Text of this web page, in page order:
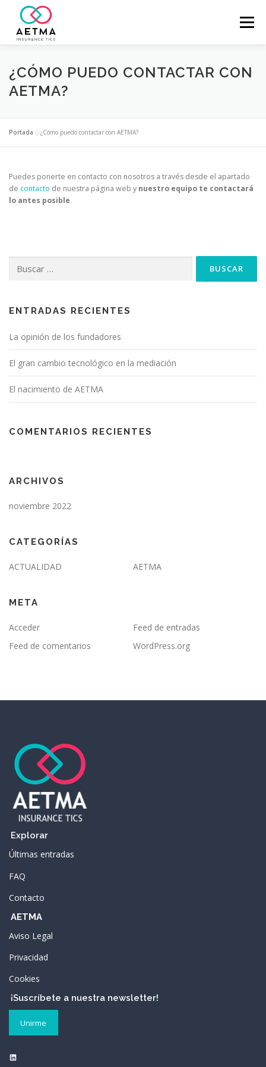
contenido
Menú
ASOCIADOS VALORES CONÓCENOS
¿CÓMO PUEDO CONTACTAR CON
AETMA?
Portada »¿Cómo puedo contactar con AETMA?
Puedes ponerte en contacto con nosotros a través desde el apartado
de contacto de nuestra página web y nuestro equipo te contactará
lo antes posible.
ENTRADAS RECIENTES
La opinión de los fundadores
El gran cambio tecnológico en la mediación
El nacimiento de AETMA
COMENTARIOS RECIENTES
ARCHIVOS
noviembre 2022
CATEGORÍAS
ACTUALIDAD AETMA
META
Acceder
Feed de entradas
Feed de comentarios
WordPress.org
Explorar
Últimas entradas
FAQ
Contacto
AETMA
Aviso Legal
Privacidad
Cookies
¡Suscríbete a nuestra newsletter!
Unirme
LinkedIn